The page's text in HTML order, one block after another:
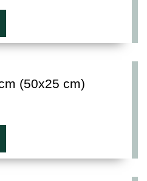
(50x25 cm)